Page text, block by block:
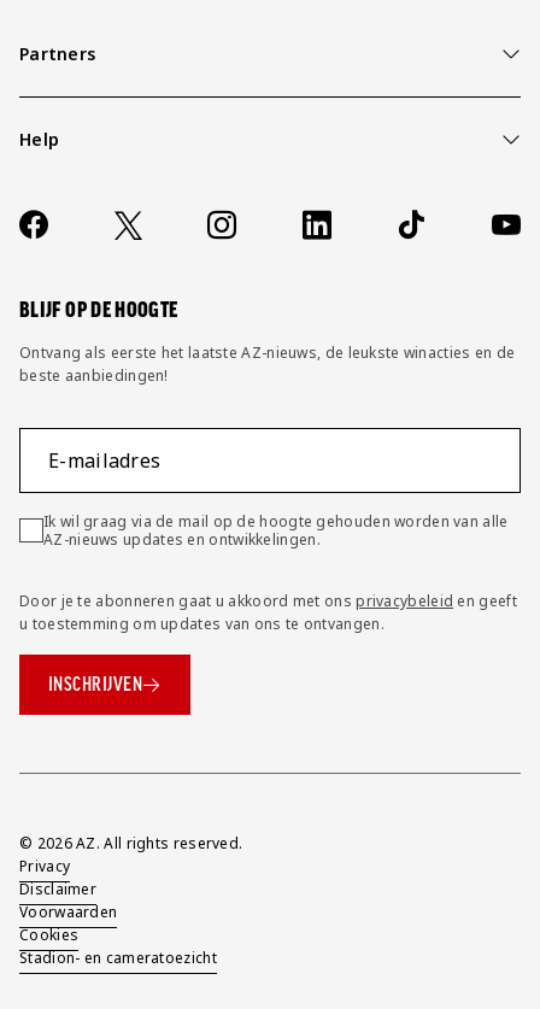
Partners
Help
Contact
FAQ
Socials
https://www.facebook.com/AZAlkmaar
X Instagram LinkedIn TikTok
BLIJF OP DE HOOGTE
Ontvang als eerste het laatste AZ-nieuws, de leukste winacties en de
beste aanbiedingen!
E-mailadres
Ik wil graag via de mail op de hoogte gehouden worden van alle
AZ-nieuws updates en ontwikkelingen.
Door je te abonneren gaat u akkoord met onsprivacybeleid en geeft
u toestemming om updates van ons te ontvangen.
INSCHRIJVEN
Overig
© 2026 AZ. All rights reserved.
Privacy
Disclaimer
Voorwaarden
Cookies
Stadion- en cameratoezicht